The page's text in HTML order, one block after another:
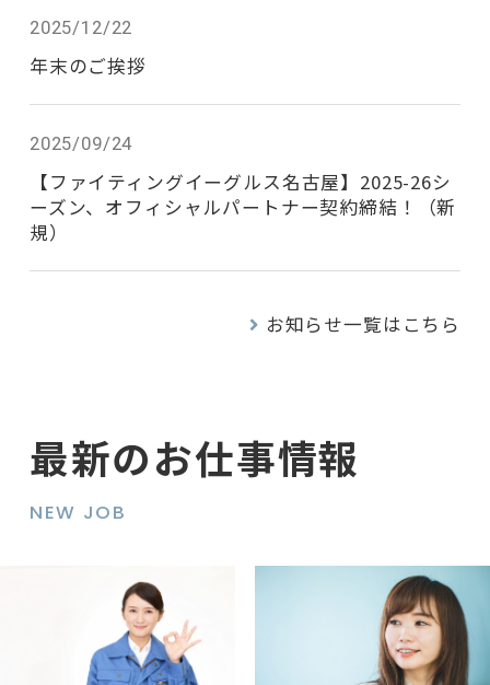
2025/12/22
年末のご挨拶
2025/09/24
【ファイティングイーグルス名古屋】2025-26シ
ーズン、オフィシャルパートナー契約締結！（新
規）
お知らせ一覧はこちら
最新のお仕事情報
NEW JOB